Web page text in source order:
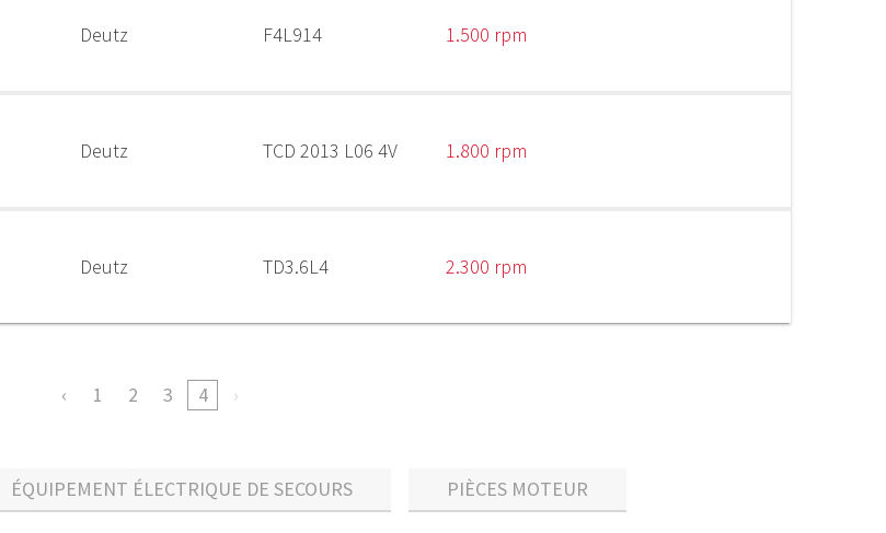
Deutz F4L914 1.500 rpm
Deutz TCD 2013 L06 4V 1.800 rpm
Deutz TD3.6L4 2.300 rpm
1 2 3 4
ÉQUIPEMENT ÉLECTRIQUE DE SECOURS PIÈCES MOTEUR